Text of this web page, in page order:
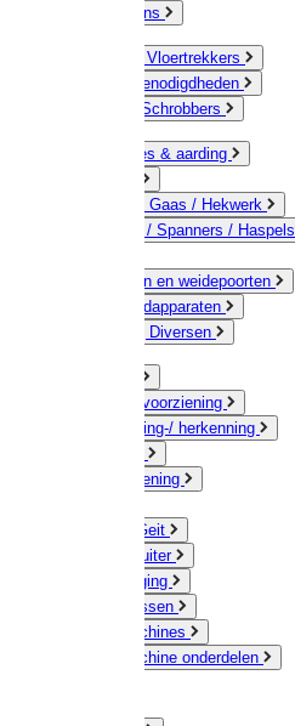
Betonmolens
Bezems & Vloertrekkers
Schildersbenodigdheden
Borstels / Schrobbers
Accessoires & aarding
Geleiders / Gaas / Hekwerk
Verbinders / Spanners / Haspels
Doorgangen en weidepoorten
Schrikdraadapparaten
Afrastering Diversen
Drinkwatervoorziening
Veemarkering-/ herkenning
Voervoorziening
Schaap / Geit
Paard & Ruiter
Veeverzorging
Scheermessen
Scheermachines
Scheermachine onderdelen